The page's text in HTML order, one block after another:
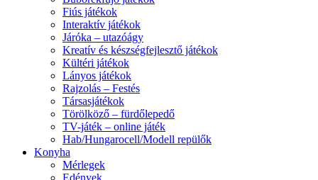
Fiús játékok
Interaktív játékok
Járóka – utazóágy
Kreatív és készségfejlesztő játékok
Kültéri játékok
Lányos játékok
Rajzolás – Festés
Társasjátékok
Törölköző – fürdőlepedő
TV-játék – online játék
Hab/Hungarocell/Modell repülők
Konyha
Mérlegek
Edények